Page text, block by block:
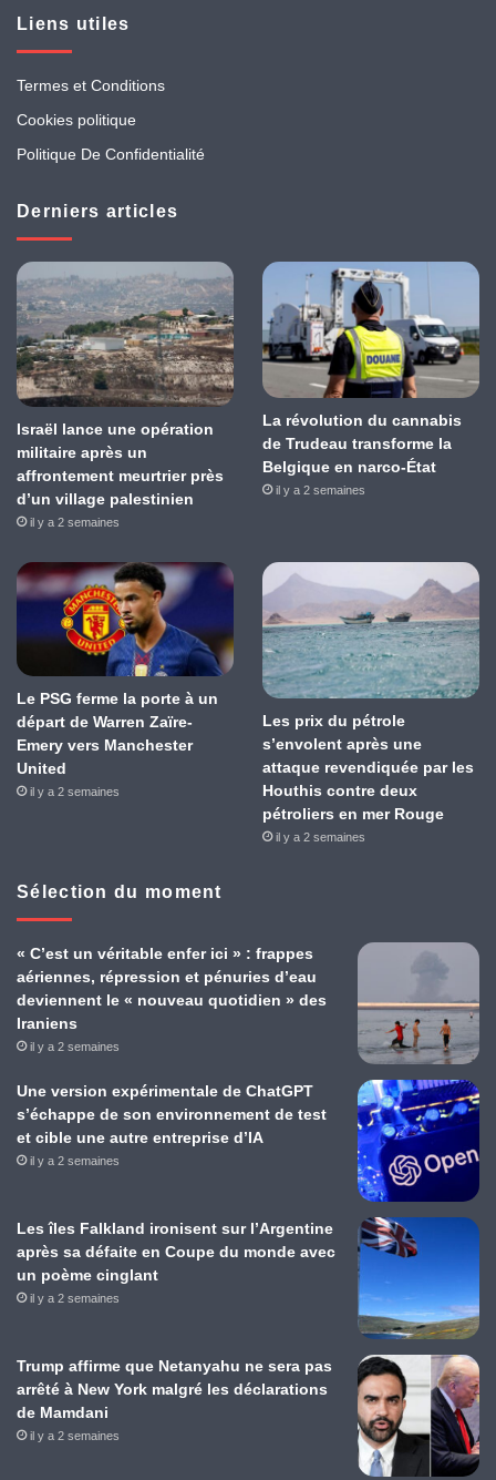
Liens utiles
Termes et Conditions
Cookies politique
Politique De Confidentialité
Derniers articles
Israël lance une opération
militaire après un
affrontement meurtrier près
d’un village palestinien
il y a 2 semaines
La révolution du cannabis
de Trudeau transforme la
Belgique en narco-État
il y a 2 semaines
Le PSG ferme la porte à un
départ de Warren Zaïre-
Emery vers Manchester
United
il y a 2 semaines
Les prix du pétrole
s’envolent après une
attaque revendiquée par les
Houthis contre deux
pétroliers en mer Rouge
il y a 2 semaines
Sélection du moment
« C’est un véritable enfer ici » : frappes
aériennes, répression et pénuries d’eau
deviennent le « nouveau quotidien » des
Iraniens
il y a 2 semaines
Une version expérimentale de ChatGPT
s’échappe de son environnement de test
et cible une autre entreprise d’IA
il y a 2 semaines
Les îles Falkland ironisent sur l’Argentine
après sa défaite en Coupe du monde avec
un poème cinglant
il y a 2 semaines
Trump affirme que Netanyahu ne sera pas
arrêté à New York malgré les déclarations
de Mamdani
il y a 2 semaines